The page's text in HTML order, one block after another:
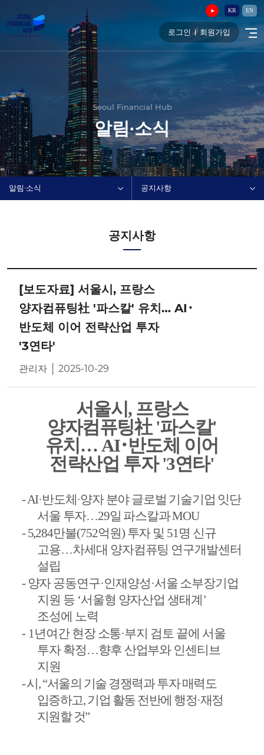
KR EN
로그인 회원가입
Seoul Financial Hub
알림∙소식
알림∙소식 공지사항
공지사항
[보도자료] 서울시, 프랑스
양자컴퓨팅社 '파스칼' 유치… AI･
반도체 이어 전략산업 투자
'3연타'
관리자 │ 2025-10-29
서울시 , 프랑스
양자컴퓨팅社 '파스칼'
유치 …AI･반도체 이어
전략산업 투자'3연타'
- AI·반도체·양자 분야 글로벌 기술기업 잇단
서울 투자…29일 파스칼과MOU
-5,284만불(752억원) 투자 및 51 명 신규
고용…차세대 양자컴퓨팅 연구개발센터
설립
- 양자 공동연구·인재양성·서울 소부장기업
지원 등 ‘서울형 양자산업 생태계’
조성에 노력
- 1 년여간 현장 소통·부지 검토 끝에 서울
투자 확정…향후 산업부와 인센티브
지원
-시, “서울의 기술 경쟁력과 투자 매력도
입증하고,기업 활동 전반에 행정·재정
지원할 것”